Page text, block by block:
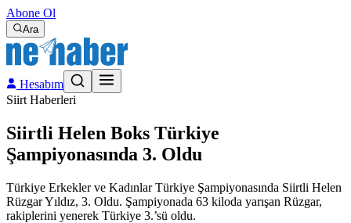
Abone Ol
Ara
Hesabım
Siirt Haberleri
Siirtli Helen Boks Türkiye
Şampiyonasında 3. Oldu
Türkiye Erkekler ve Kadınlar Türkiye Şampiyonasında Siirtli Helen
Rüzgar Yıldız, 3. Oldu. Şampiyonada 63 kiloda yarışan Rüzgar,
rakiplerini yenerek Türkiye 3.’sü oldu.